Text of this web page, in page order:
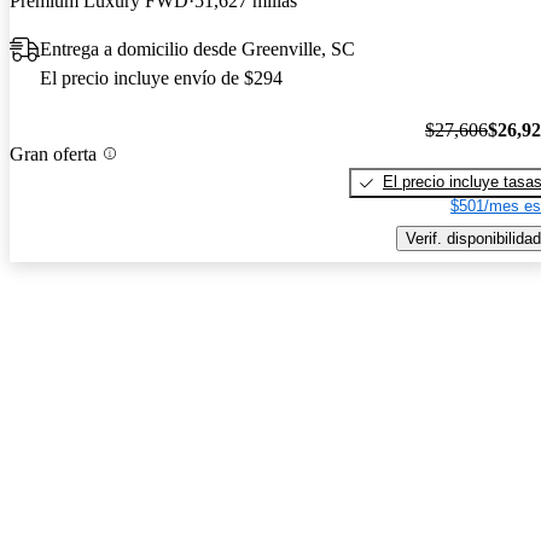
Entrega a domicilio desde Greenville, SC
El precio incluye envío de $294
Gran oferta
$27,606
El precio incluye tasas
$501/mes
Verif. disponibilidad